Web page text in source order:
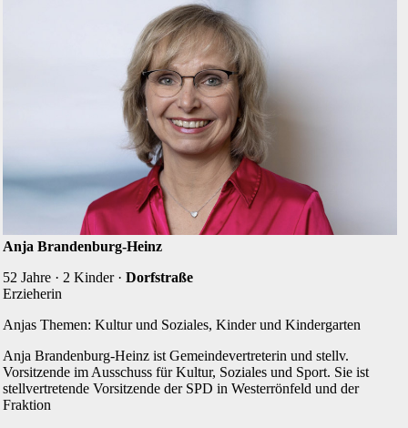
Anja Brandenburg-Heinz
52 Jahre · 2 Kinder · Dorfstraße
Erzieherin
Anjas Themen: Kultur und Soziales, Kinder und Kindergarten
Anja Brandenburg-Heinz ist Gemeinde­vertreterin und stellv.
Vorsitzende im Ausschuss für Kultur, Soziales und Sport. Sie ist
stellvertretende Vorsitzende der SPD in Westerrönfeld und der
Fraktion